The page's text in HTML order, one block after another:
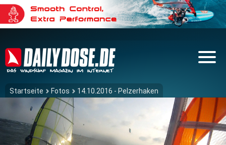
Startseite Fotos 14.10.2016 - Pelzerhaken